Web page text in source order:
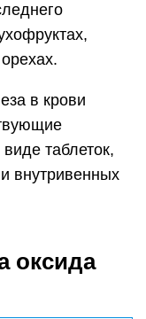
в крови
таблеток,
внутривенных
оксида